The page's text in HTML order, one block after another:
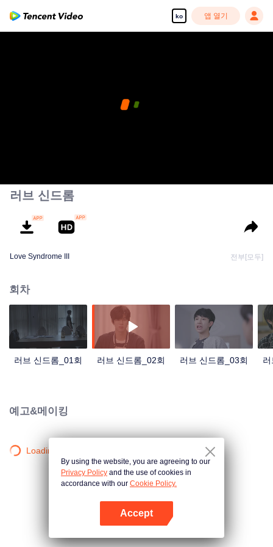
ko 앱 열기
러브 신드롬
Love Syndrome III 전부[모두]
회차
러브 신드롬_01회 러브 신드롬_02회 러브 신드롬_03회
예고&메이킹
Loading…
By using the website, you are agreeing to our
Privacy Policy and the use of cookies in
accordance with our Cookie Policy.
Accept